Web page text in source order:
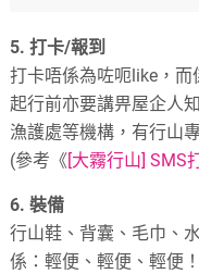
5. 打卡/報到
打卡唔係為咗呃like，而
起行前亦要講畀屋企人
漁護處等機構，有行山
(參考《 [大霧行山] SMS
6. 裝備
行山鞋、背囊、毛巾、
係：輕便、輕便、輕便